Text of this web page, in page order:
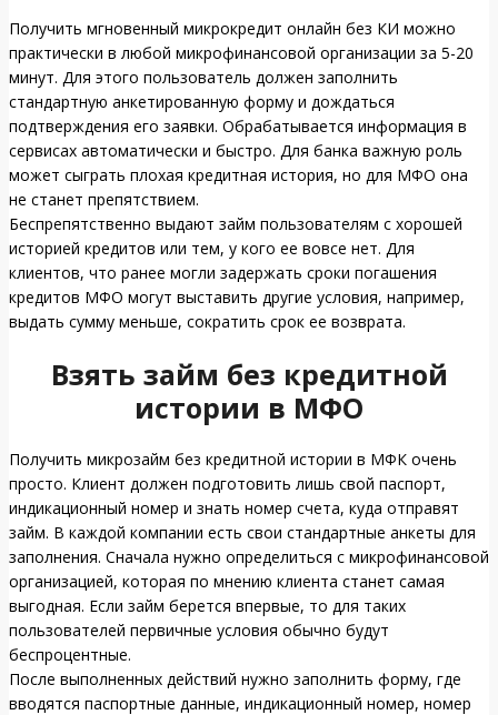
Получить мгновенный микрокредит онлайн без КИ можно
практически в любой микрофинансовой организации за 5-20
минут. Для этого пользователь должен заполнить
стандартную анкетированную форму и дождаться
подтверждения его заявки. Обрабатывается информация в
сервисах автоматически и быстро. Для банка важную роль
может сыграть плохая кредитная история, но для МФО она
не станет препятствием.
Беспрепятственно выдают займ пользователям с хорошей
историей кредитов или тем, у кого ее вовсе нет. Для
клиентов, что ранее могли задержать сроки погашения
кредитов МФО могут выставить другие условия, например,
выдать сумму меньше, сократить срок ее возврата.
Взять займ без кредитной
истории в МФО
Получить микрозайм без кредитной истории в МФК очень
просто. Клиент должен подготовить лишь свой паспорт,
индикационный номер и знать номер счета, куда отправят
займ. В каждой компании есть свои стандартные анкеты для
заполнения. Сначала нужно определиться с микрофинансовой
организацией, которая по мнению клиента станет самая
выгодная. Если займ берется впервые, то для таких
пользователей первичные условия обычно будут
беспроцентные.
После выполненных действий нужно заполнить форму, где
вводятся паспортные данные, индикационный номер, номер